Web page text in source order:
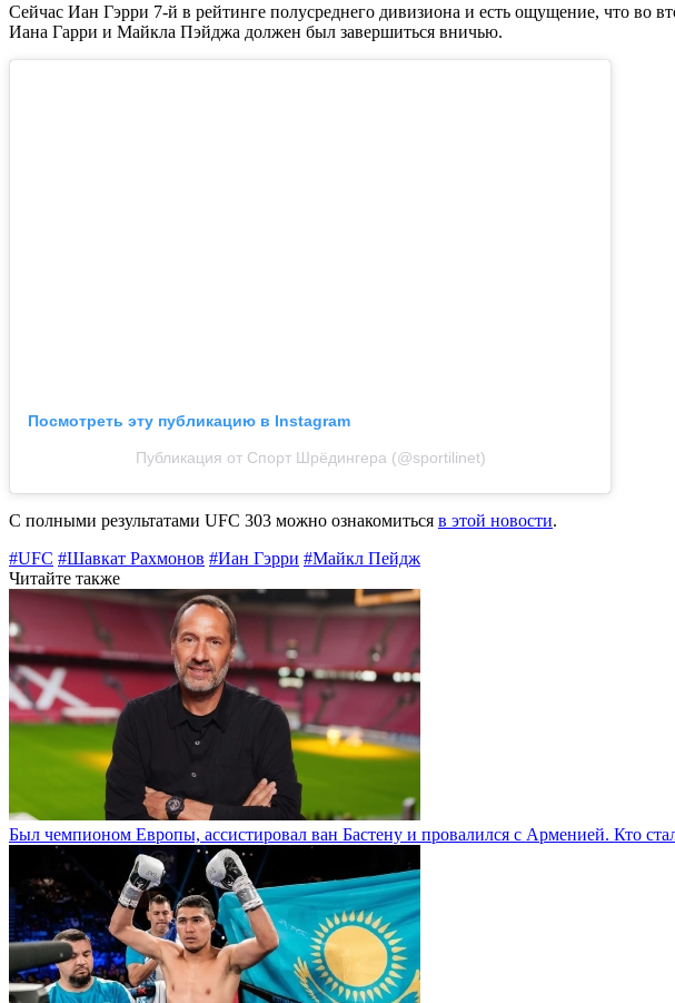
Сейчас Иан Гэрри 7-й в рейтинге полусреднего дивизиона и есть ощущение, что во
Иана Гарри и Майкла Пэйджа должен был завершиться вничью.
Посмотреть эту публикацию в Instagram
Публикация от Спорт Шрёдингера (@sportilinet)
С полными результатами UFC 303 можно ознакомиться в этой новости.
#UFC #Шавкат Рахмонов #Иан Гэрри #Майкл Пейдж
Читайте также
Был чемпионом Европы, ассистировал ван Бастену и провалился с Арменией. Кто